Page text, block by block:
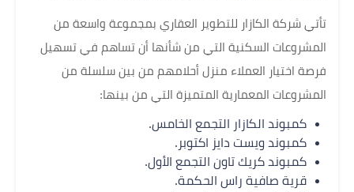
تأتي شركة الكازار للتطوير العقاري بمجموعة واسعة من
المشروعات السكنية التي من شأنها أن تساهم في تسهيل
فرصة اختيار العملاء منزل أحلامهم من بين سلسلة من
المشروعات المعمارية المتميزة التي من بينها:
كمبوند الكازار التجمع الخامس.
كمبوند ويست دايز اكتوبر.
كمبوند كريك تاون التجمع الأول.
قرية صافية راس الحكمة.